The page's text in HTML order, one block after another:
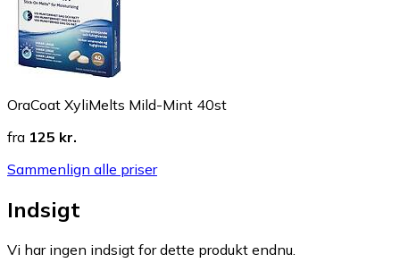
OraCoat XyliMelts Mild-Mint 40st
fra 125 kr.
Sammenlign alle priser
Indsigt
Vi har ingen indsigt for dette produkt endnu.